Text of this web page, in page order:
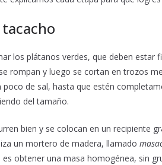
los plátanos verdes, que deben estar
rompan y luego se cortan en trozos
de sal, hasta que estén
del tamaño.
bien y se colocan en un recipiente
un mortero de madera, llamado
obtener una masa homogénea, sin